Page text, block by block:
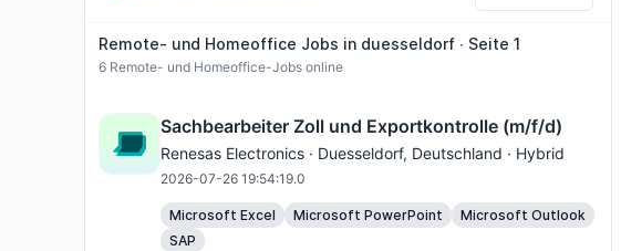
Remote- und Homeoffice Jobs in duesseldorf ∙ Seite 1
6 Remote- und Homeoffice-Jobs online
Sachbearbeiter Zoll und Exportkontrolle (m/f/d)
Renesas Electronics · Duesseldorf, Deutschland · Hybrid
2026-07-26 19:54:19.0
Microsoft Excel Microsoft PowerPoint
Microsoft Outlook
SAP